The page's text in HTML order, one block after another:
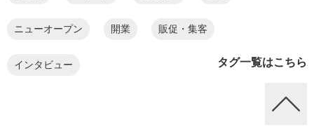
ニューオープン 開業 販促・集客
インタビュー タグ一覧はこちら